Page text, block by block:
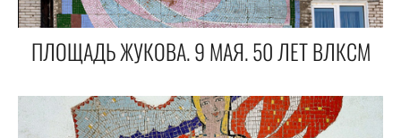
ПЛОЩАДЬ ЖУКОВА. 9 МАЯ. 50 ЛЕТ ВЛКСМ